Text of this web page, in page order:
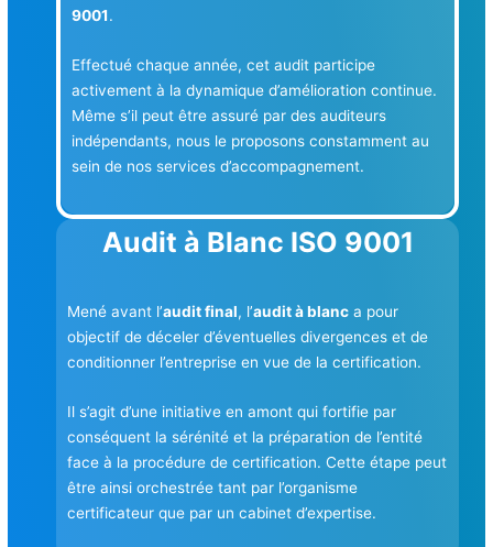
9001.
Effectué chaque année, cet audit participe
activement à la dynamique d’amélioration continue.
Même s’il peut être assuré par des auditeurs
indépendants, nous le proposons constamment au
sein de nos services d’accompagnement.
Audit à Blanc ISO 9001
Mené avant l’audit final, l’audit à blanc a pour
objectif de déceler d’éventuelles divergences et de
conditionner l’entreprise en vue de la certification.
Il s’agit d’une initiative en amont qui fortifie par
conséquent la sérénité et la préparation de l’entité
face à la procédure de certification. Cette étape peut
être ainsi orchestrée tant par l’organisme
certificateur que par un cabinet d’expertise.